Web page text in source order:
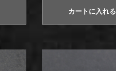
カートに入れる